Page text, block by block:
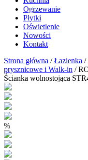
Ogrzewanie
Płytki
Oświetlenie
Nowości
Kontakt
Strona główna /Łazienka /
prysznicowe i Walk-in /
Ścianka wolnostojąca
%